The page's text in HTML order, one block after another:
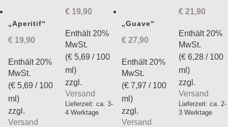
„Aperitif“
€ 19,90
Enthält 20%
MwSt.
(€ 5,69 / 100
ml)
zzgl.
Versand
€19,90
Enthält 20%
MwSt.
(€5,69 / 100
ml)
zzgl.
Versand
Lieferzeit: ca. 3-
4 Werktage
„Guave“
€ 27,90
Enthält 20%
MwSt.
(€ 7,97 / 100
ml)
zzgl.
Versand
€21,90
Enthält 20%
MwSt.
(€6,28/ 100
ml)
zzgl.
Versand
Lieferzeit: ca. 2-
3 Werktage